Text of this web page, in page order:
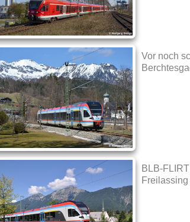
Vor noch
BLB-